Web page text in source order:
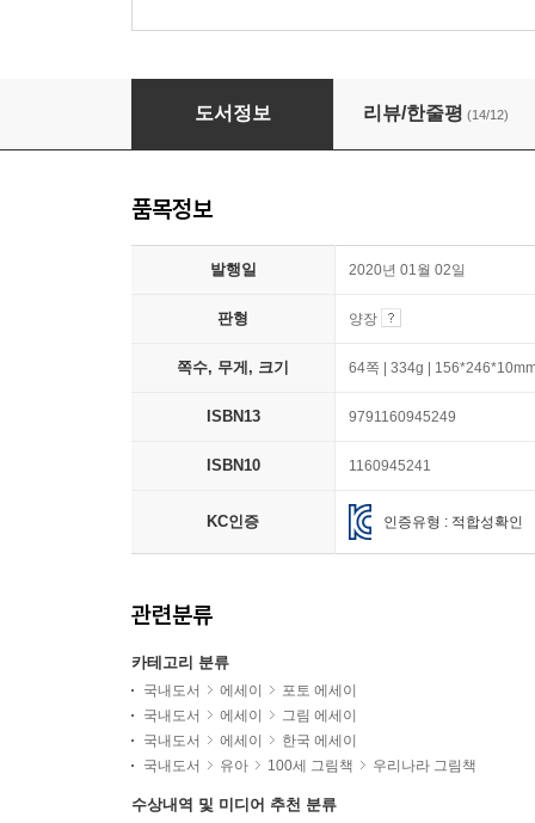
도서정보 리뷰/한줄평 (14/12)
품목정보
발행일 2020년 01월 02일
판형 양장
쪽수, 무게, 크기 64쪽 | 334g |
ISBN13 9791160945249
ISBN10 1160945241
KC인증 인증유형 : 적합성확인
관련분류
카테고리 분류
국내도서 에세이
포토 에세이
국내도서
에세이
그림 에세이
국내도서
에세이
한국 에세이
국내도서
유아 100세 그림책 우리나라 그림책
수상내역 및 미디어 추천 분류